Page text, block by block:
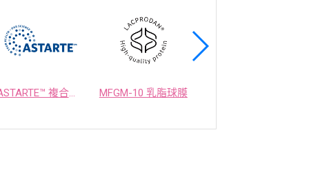
ASTARTE™ 複合益生菌 MFGM-10 乳脂球膜